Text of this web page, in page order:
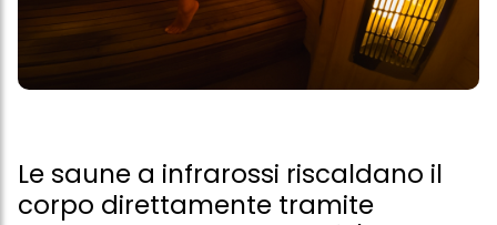
Le saune a infrarossi riscaldano il
corpo direttamente tramite